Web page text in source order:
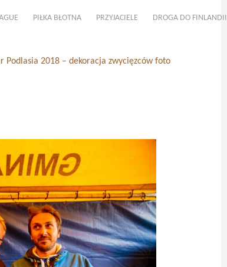
PIŁKA BŁOTNA PRZYJACIELE DROGA DO FINLANDII
Podlasia 2018 – dekoracja zwycięzców foto